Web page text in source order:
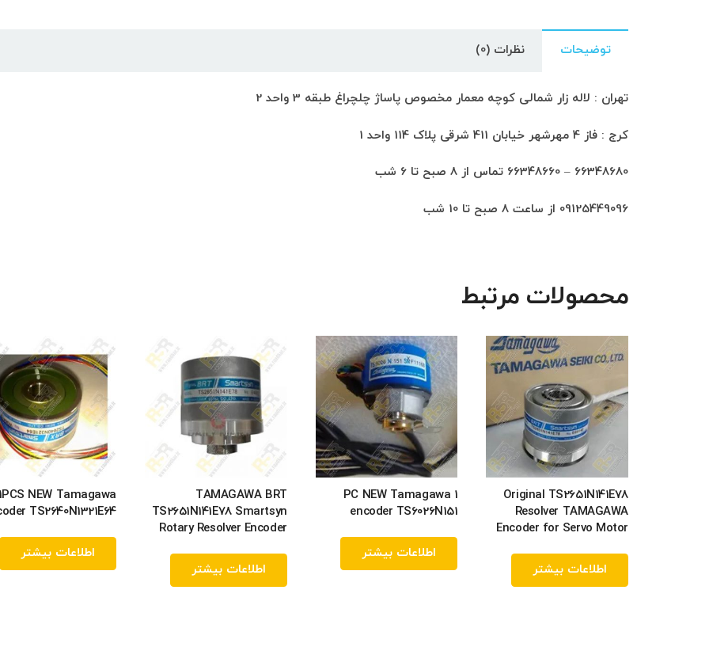
توضیحات نظرات (0)
تهران : لاله زار شمالی کوچه معمار مخصوص پاساژ چلچراغ طبقه 3 واحد 2
کرج : فاز 4 مهرشهر خیابان 411 شرقی پلاک 114 واحد 1
66348680 – 66348660 تماس از 8 صبح تا 6 شب
09125449096 از ساعت 8 صبح تا 10 شب
محصولات مرتبط
Original TS2651N141E78
Resolver TAMAGAWA
Encoder for Servo Motor
اطلاعات بیشتر
1 PC NEW Tamagawa
encoder TS6026N151
اطلاعات بیشتر
TAMAGAWA BRT
TS2651N141E78 Smartsyn
Rotary Resolver Encoder
اطلاعات بیشتر
NEW Tamagawa
TS2640N1321E64
اطلاعات بیشتر